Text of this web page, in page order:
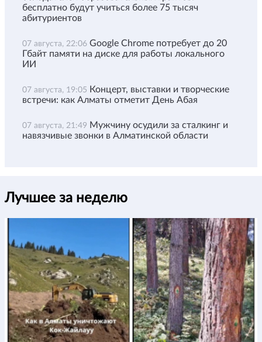
бесплатно будут учиться более 75 тысяч
абитуриентов
07 августа, 22:06 Google Chrome потребует до 20
Гбайт памяти на диске для работы локального
ИИ
07 августа, 19:05 Концерт, выставки и творческие
встречи: как Алматы отметит День Абая
07 августа, 21:49 Мужчину осудили за сталкинг и
навязчивые звонки в Алматинской области
Лучшее за неделю